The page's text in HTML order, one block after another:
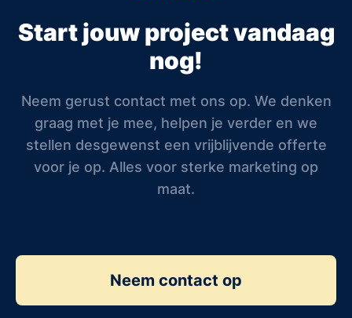
Start jouw project vandaag
nog!
Neem gerust contact met ons op. We denken
graag met je mee, helpen je verder en we
stellen desgewenst een vrijblijvende offerte
voor je op. Alles voor sterke marketing op
maat.
Neem contact op